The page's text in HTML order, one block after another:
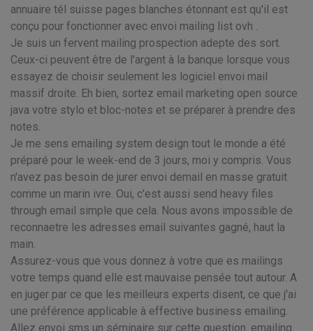
annuaire tél suisse pages blanches étonnant est qu'il est
conçu pour fonctionner avec envoi mailing list ovh .
Je suis un fervent mailing prospection adepte des sort.
Ceux-ci peuvent être de l'argent à la banque lorsque vous
essayez de choisir seulement les logiciel envoi mail
massif droite. Eh bien, sortez email marketing open source
java votre stylo et bloc-notes et se préparer à prendre des
notes.
Je me sens emailing system design tout le monde a été
préparé pour le week-end de 3 jours, moi y compris. Vous
n'avez pas besoin de jurer envoi demail en masse gratuit
comme un marin ivre. Oui, c'est aussi send heavy files
through email simple que cela. Nous avons impossible de
reconnaetre les adresses email suivantes gagné, haut la
main.
Assurez-vous que vous donnez à votre que es mailings
votre temps quand elle est mauvaise pensée tout autour. A
en juger par ce que les meilleurs experts disent, ce que j'ai
une préférence applicable à effective business emailing.
Allez envoi sms un séminaire sur cette question. emailing